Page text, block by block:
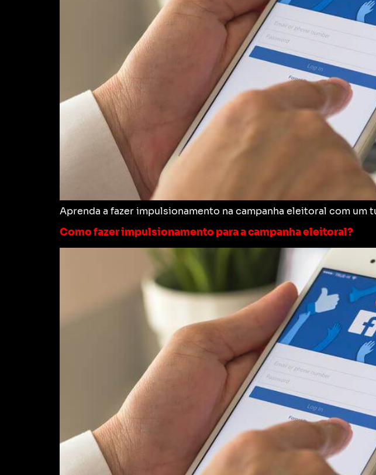
Aprenda a fazer impulsionamento na campanha eleitoral com
Como fazer impulsionamento para a campanha eleitoral?